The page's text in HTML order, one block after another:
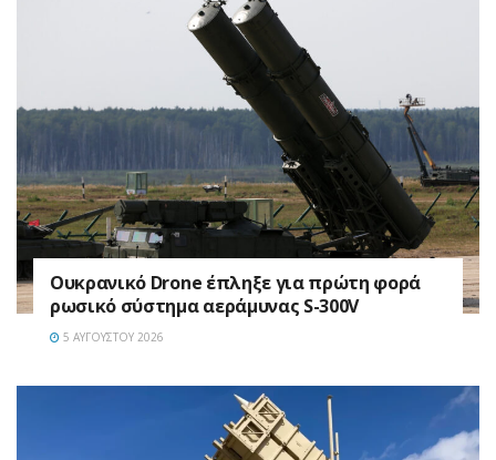
Ουκρανικό Drone έπληξε για πρώτη φορά
ρωσικό σύστημα αεράμυνας S-300V
5 ΑΥΓΟΎΣΤΟΥ 2026